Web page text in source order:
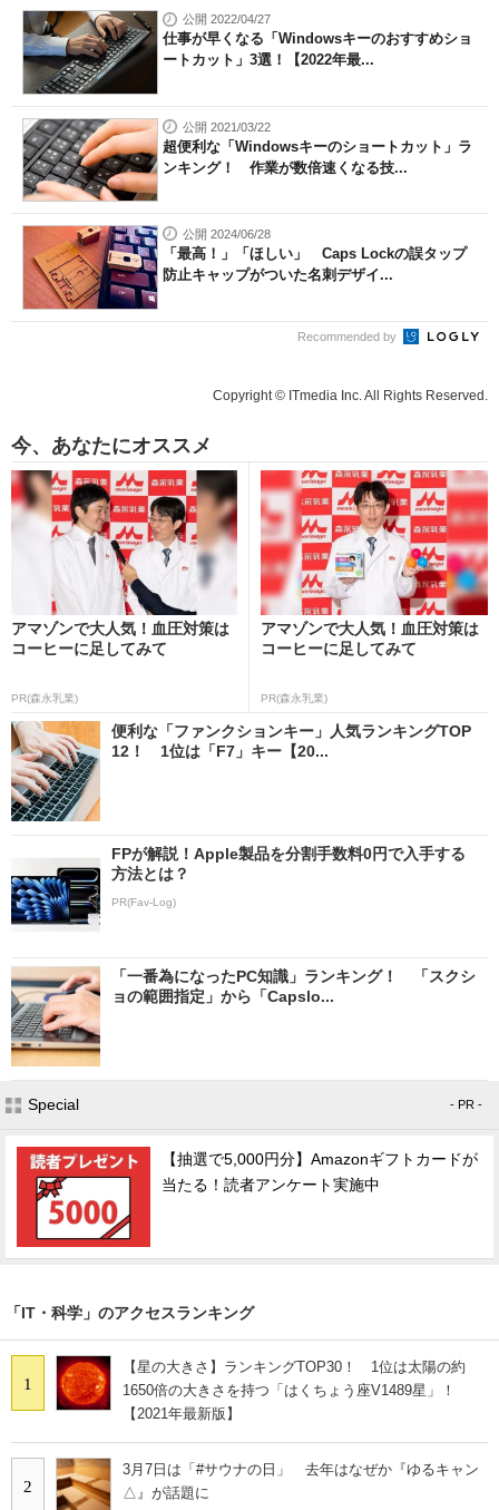
公開 2022/04/27
仕事が早くなる「Windowsキーのおすすめショ
ートカット」3選！【2022年最...
公開 2021/03/22
超便利な「Windowsキーのショートカット」ラ
ンキング！ 作業が数倍速くなる技...
公開 2024/06/28
「最高！」「ほしい」 Caps Lockの誤タップ
防止キャップがついた名刺デザイ...
Recommended by
Copyright © ITmedia Inc. All Rights Reserved.
今、あなたにオススメ
アマゾンで大人気！血圧対策は
コーヒーに足してみて
PR(森永乳業)
アマゾンで大人気！血圧対策は
コーヒーに足してみて
PR(森永乳業)
便利な「ファンクションキー」人気ランキングTOP
12！ 1位は「F7」キー【20...
FPが解説！Apple製品を分割手数料0円で入手する
方法とは？
PR(Fav-Log)
「一番為になったPC知識」ランキング！ 「スクシ
ョの範囲指定」から「Capslo...
Special - PR -
【抽選で5,000円分】Amazonギフトカードが
当たる！読者アンケート実施中
「IT・科学」のアクセスランキング
1
【星の大きさ】ランキングTOP30！ 1位は太陽の約
1650倍の大きさを持つ「はくちょう座V1489星」！
【2021年最新版】
2
3月7日は「#サウナの日」 去年はなぜか『ゆるキャン
△』が話題に